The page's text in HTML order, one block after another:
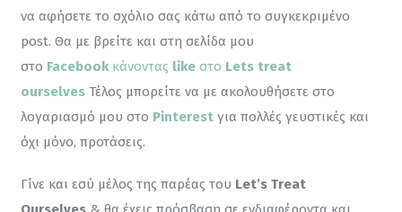
να αφήσετε το σχόλιο σας κάτω από το συγκεκριμένο
post. Θα με βρείτε και στη σελίδα μου
στο Facebook κάνοντας like στο Lets treat
ourselves Τέλος μπορείτε να με ακολουθήσετε στο
λογαριασμό μου στο Pinterest για πολλές γευστικές και
όχι μόνο, προτάσεις.
Γίνε και εσύ μέλος της παρέας του Let’s Treat